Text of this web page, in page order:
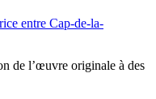
entre Cap-de-la-
de l’œuvre originale à des